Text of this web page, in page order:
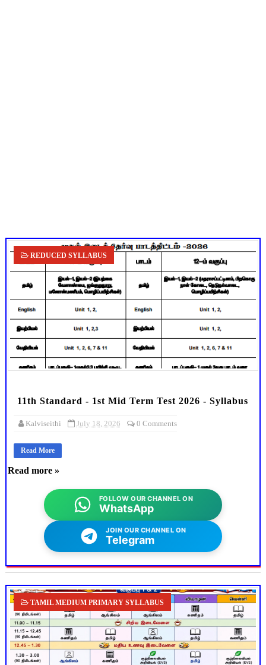
REDUCED SYLLABUS
11th Standard - 1st Mid Term Test 2026 - Syllabus
Kalviseithi July 18, 2026 0 Comments
Read More
Read more »
FOLLOW OUR CHANNEL ON
WhatsApp
JOIN OUR CHANNEL ON
Telegram
TAMIL MEDIUM PRIMARY SYLLABUS